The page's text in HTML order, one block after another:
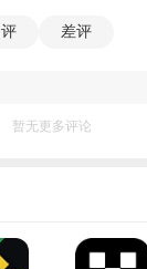
单设置。
差评
暂无更多评论